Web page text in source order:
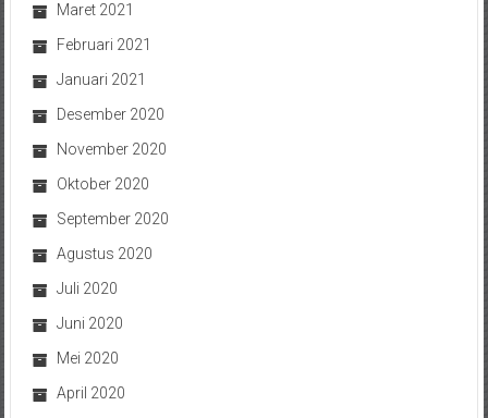
Maret 2021
Februari 2021
Januari 2021
Desember 2020
November 2020
Oktober 2020
September 2020
Agustus 2020
Juli 2020
Juni 2020
Mei 2020
April 2020